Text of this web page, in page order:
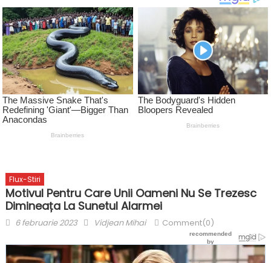
Flux-Stiri
Motivul Pentru Care Unii Oameni Nu Se Trezesc
Dimineața La Sunetul Alarmei
Posted
6 februarie 2023 Author
Vidjean Mihai Comment(0)